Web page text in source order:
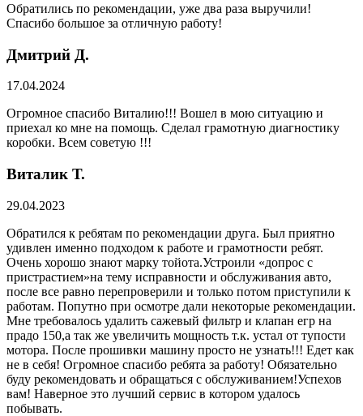
Обратились по рекомендации, уже два раза выручили!
Спасибо большое за отличную работу!
Дмитрий Д.
17.04.2024
Огромное спасибо Виталию!!! Вошел в мою ситуацию и
приехал ко мне на помощь. Сделал грамотную диагностику
коробки. Всем советую !!!
Виталик Т.
29.04.2023
Обратился к ребятам по рекомендации друга. Был приятно
удивлен именно подходом к работе и грамотности ребят.
Очень хорошо знают марку тойота.Устроили «допрос с
пристрастием»на тему исправности и обслуживания авто,
после все равно перепроверили и только потом приступили к
работам. Попутно при осмотре дали некоторые рекомендации.
Мне требовалось удалить сажевый фильтр и клапан егр на
прадо 150,а так же увеличить мощность т.к. устал от тупости
мотора. После прошивки машину просто не узнать!!! Едет как
не в себя! Огромное спасибо ребята за работу! Обязательно
буду рекомендовать и обращаться с обслуживанием!Успехов
вам! Наверное это лучший сервис в котором удалось
побывать.